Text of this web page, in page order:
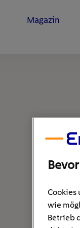
Magazin
Cookies
wie
Betrieb